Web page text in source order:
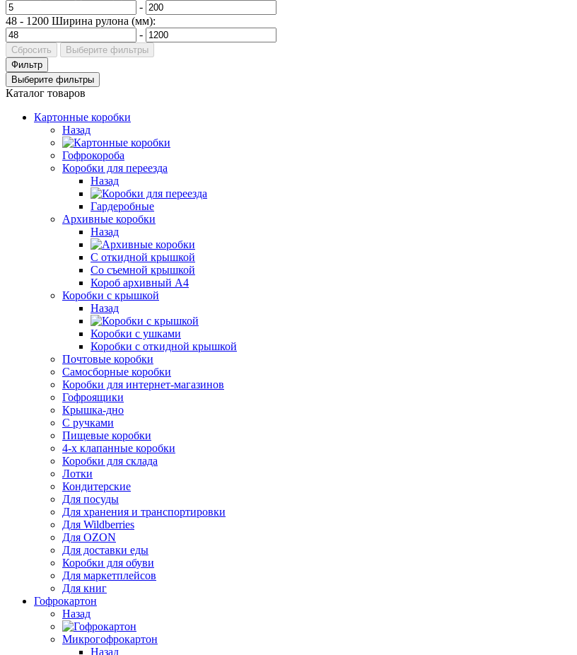
-
48 - 1200 Ширина рулона (мм):
-
Сбросить
Выберите фильтры
Фильтр
Выберите фильтры
Каталог товаров
Картонные коробки
Назад
Гофрокороба
Коробки для переезда
Назад
Гардеробные
Архивные коробки
Назад
С откидной крышкой
Со съемной крышкой
Короб архивный А4
Коробки с крышкой
Назад
Коробки с ушками
Коробки с откидной крышкой
Почтовые коробки
Самосборные коробки
Коробки для интернет-магазинов
Гофроящики
Крышка-дно
С ручками
Пищевые коробки
4-х клапанные коробки
Коробки для склада
Лотки
Кондитерские
Для посуды
Для хранения и транспортировки
Для Wildberries
Для OZON
Для доставки еды
Коробки для обуви
Для маркетплейсов
Для книг
Гофрокартон
Назад
Микрогофрокартон
Назад